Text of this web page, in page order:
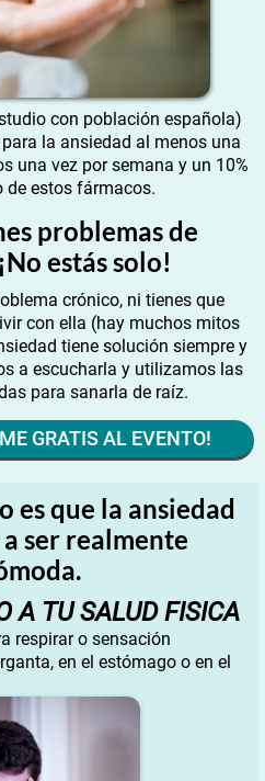
con población española)
la ansiedad al menos una
una vez por semana y un 10%
de estos fármacos.
problemas de
estás solo!
crónico, ni tienes que
con ella (hay muchos mitos
tiene solución siempre y
a escucharla y utilizamos las
para sanarla de raíz.
GRATIS AL EVENTO!
es que la ansiedad
ser realmente
A TU SALUD FISICA
respirar o sensación
en el estómago o en el